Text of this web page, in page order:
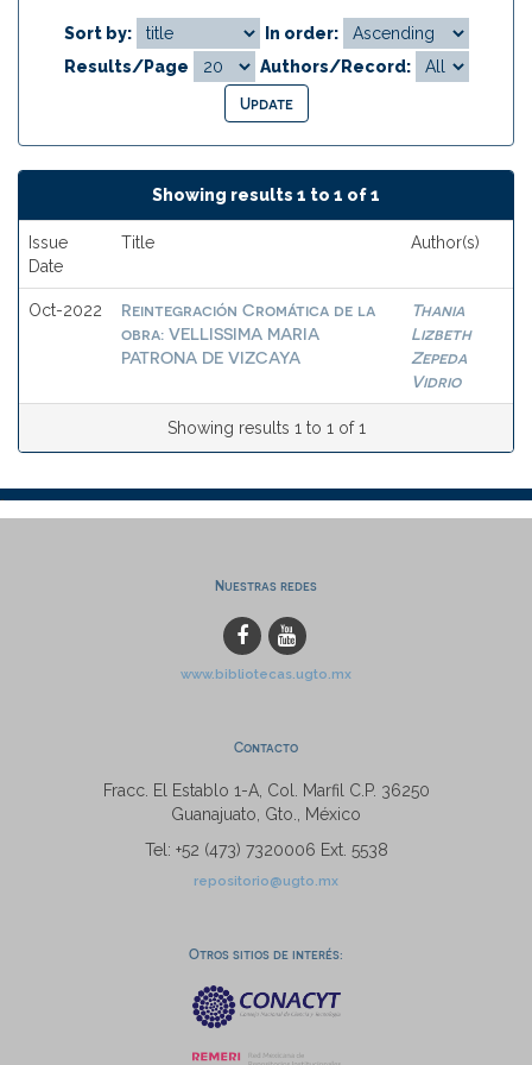
Sort by:
In order:
Results/Page
Authors/Record:
Showing results 1 to 1 of 1
Issue
Date
Title Author(s)
Oct-2022
Reintegración Cromática de la
obra: VELLISSIMA MARIA
PATRONA DE VIZCAYA
Thania
Lizbeth
Zepeda
Vidrio
Showing results 1 to 1 of 1
Nuestras redes
www.bibliotecas.ugto.mx
Contacto
Fracc. El Establo 1-A, Col. Marfil C.P. 36250
Guanajuato, Gto., México
Tel: +52 (473) 7320006 Ext. 5538
repositorio@ugto.mx
Otros sitios de interés: